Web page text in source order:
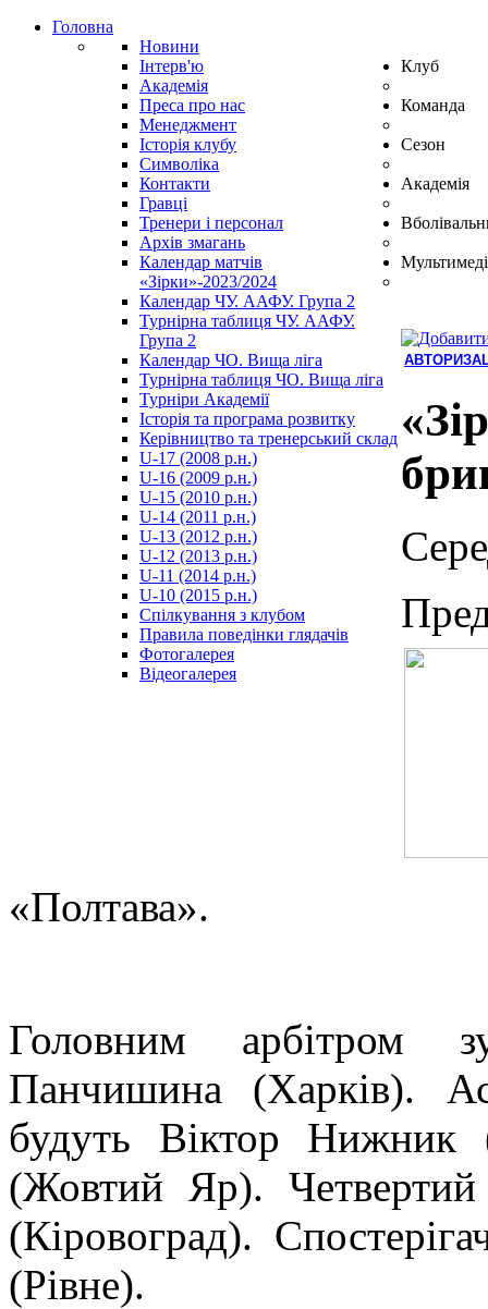
Головна
Новини
Інтерв'ю
Академія
Преса про нас
Клуб
Менеджмент
Історія клубу
Символіка
Контакти
Команда
Гравці
Тренери і персонал
Архів змагань
Сезон
Календар матчів
«Зірки»-2023/2024
Календар ЧУ. ААФУ. Група 2
Турнірна таблиця ЧУ. ААФУ.
Група 2
Календар ЧО. Вища ліга
Турнірна таблиця ЧО. Вища ліга
Академія
Турніри Академії
Історія та програма розвитку
Керівництво та тренерський склад
U-17 (2008 р.н.)
U-16 (2009 р.н.)
U-15 (2010 р.н.)
U-14 (2011 р.н.)
U-13 (2012 р.н.)
U-12 (2013 р.н.)
U-11 (2014 р.н.)
U-10 (2015 р.н.)
Спілкування з клубом
Правила поведінки глядачів
Фотогалерея
Відеогалерея
«Полтава».
Головним арбітром
Панчишина (Харків).
будуть Віктор Нижник
(Жовтий Яр). Четвертий
(Кіровоград).
(Рівне).